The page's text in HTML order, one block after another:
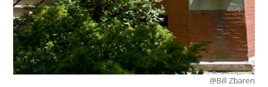
@Bill Zbaren